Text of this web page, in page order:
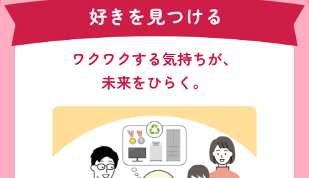
ワクワクする気持ちが、
未来をひらく。